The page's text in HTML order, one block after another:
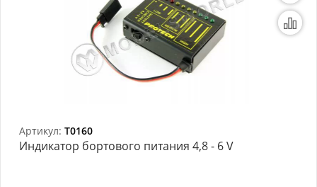
Деревянные шкатулки
Инструмент
Нестандартные заготовки
Дерево БАЛЬЗА и
Авиационная фанера
Артикул: T0160
Индикатор бортового питания 4,8 - 6 V